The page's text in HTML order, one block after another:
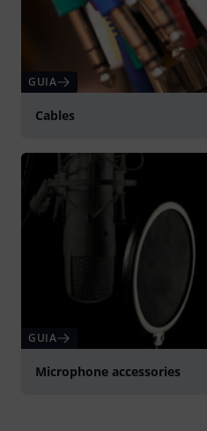
GUIA
Cables
GUIA
Microphone accessories